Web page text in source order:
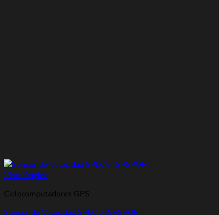
Vista Rápida
Ciclocomputadores GPS
Sensor de Velocidad SPD70 iGPSPORT